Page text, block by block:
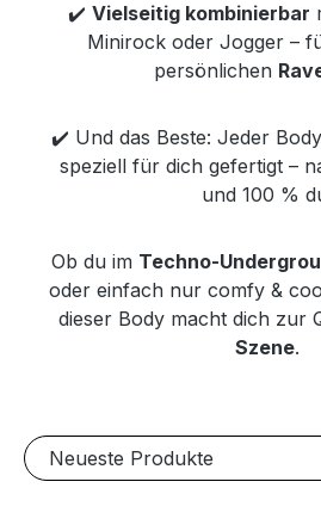
✔️ Vielseitig kombinierbar
Minirock oder Jogger –
persönlichen
✔️ Und das Beste: Jeder
speziell für dich gefertigt –
und 100 %
Ob du im Techno-
oder einfach nur comfy &
dieser Body macht dich zur
Szene.